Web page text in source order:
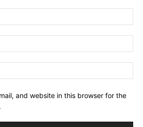
and website in this browser for the